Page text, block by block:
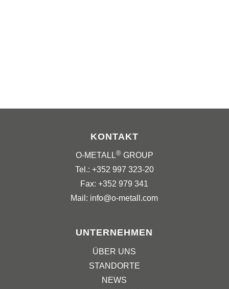
KONTAKT
O-METALL®GROUP
Tel.: +352 997 323-20
Fax: +352 979 341
Mail: info@o-metall.com
UNTERNEHMEN
ÜBER UNS
STANDORTE
NEWS